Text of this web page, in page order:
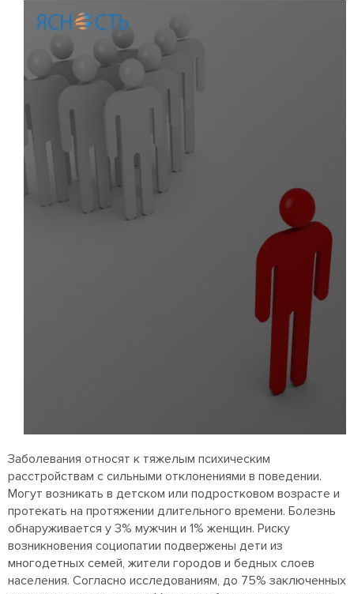
Заболевания относят к тяжелым психическим
расстройствам с сильными отклонениями в поведении.
Могут возникать в детском или подростковом возрасте и
протекать на протяжении длительного времени. Болезнь
обнаруживается у 3% мужчин и 1% женщин. Риску
возникновения социопатии подвержены дети из
многодетных семей, жители городов и бедных слоев
населения. Согласно исследованиям, до 75% заключенных